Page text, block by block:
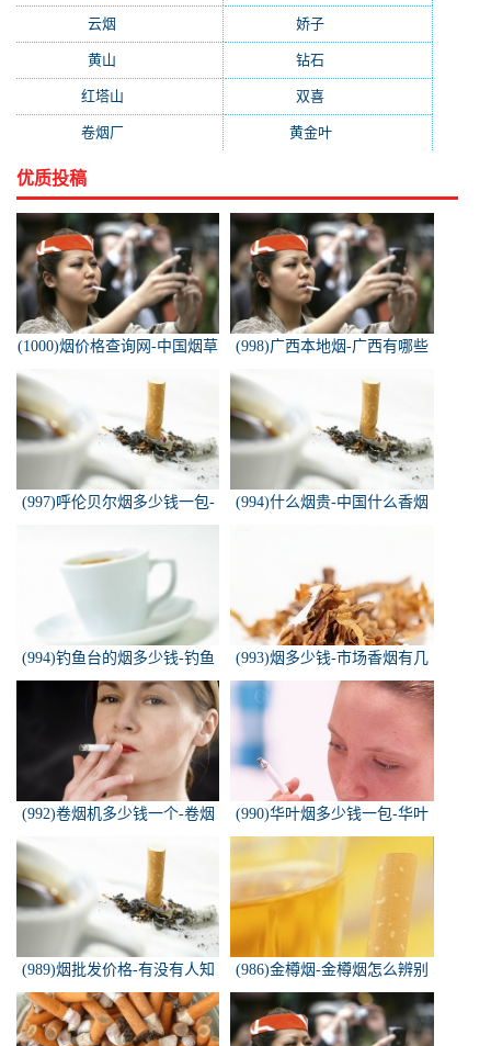
云烟 娇子
黄山 钻石
红塔山 双喜
卷烟厂(154) 黄金叶(151)
优质投稿
(1000)烟价格查询网-中国烟草
(998)广西本地烟-广西有哪些
(997)呼伦贝尔烟多少钱一包-
白色的呼伦贝尔香烟多少钱一
(994)什么烟贵-中国什么香烟
(994)钓鱼台的烟多少钱-钓鱼
台香烟价格有哪几种规格？
(993)烟多少钱-市场香烟有几
种 各多少钱一包
(992)卷烟机多少钱一个-卷烟
(990)华叶烟多少钱一包-华叶
烟价格多少钱一包
(989)烟批发价格-有没有人知
道，各种香烟批发价？
(986)金樽烟-金樽烟怎么辨别
真假